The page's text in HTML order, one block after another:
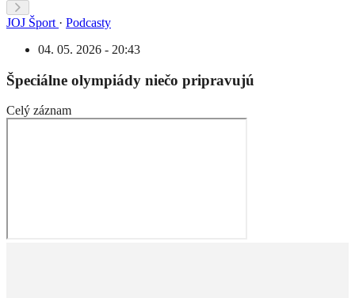
JOJ Šport · Podcasty
04. 05. 2026 - 20:43
Špeciálne olympiády niečo pripravujú
Celý záznam